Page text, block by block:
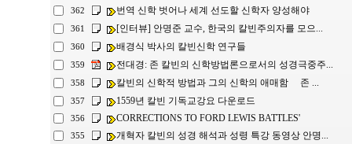
362 번역 신학 벗어나 세계 선도할 신학자 양성해야
361 [인터뷰] 안명준 교수, 한국의 칼빈주의자를 모으...
360 배경식 박사의 칼빈신학 연구들
359 전대경: 존 칼빈의 신학방법론으로서의 성경극중주...
358 칼빈의 신학적 방법과 그의 신학의 애매함 존 ...
357 1559년 칼빈 기독교강요 다운로드
356 CORRECTIONS TO FORD LEWIS BATTLES'
355 개혁자 칼빈의 성경 해석과 성령 특강 동영상 안명...